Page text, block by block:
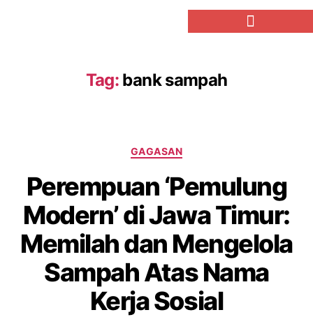
Tag: bank sampah
GAGASAN
Perempuan ‘Pemulung
Modern’ di Jawa Timur:
Memilah dan Mengelola
Sampah Atas Nama
Kerja Sosial